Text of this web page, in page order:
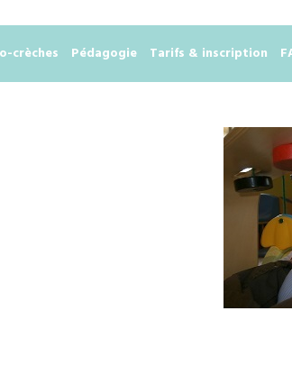
crèches Pédagogie Tarifs & inscription